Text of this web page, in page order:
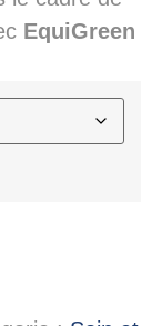
EquiGreen